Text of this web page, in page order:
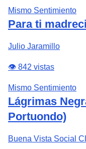
Mismo Sentimiento
Para ti
Julio Jaramillo
👁️ 842 vistas
Mismo Sentimiento
Lágrimas
Portuondo)
Buena Vista Social